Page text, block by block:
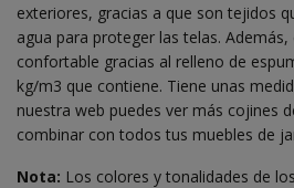
exteriores, gracias a que son tejidos
agua para proteger las telas.
confortable gracias al relleno de
kg/m3 que contiene. Tiene unas
nuestra web puedes ver más cojines
combinar con todos tus muebles de
Nota: Los colores y tonalidades de